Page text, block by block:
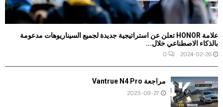
علامة HONOR تعلن عن استراتيجية جديدة لجميع السيناريوهات مدعومة
بالذكاء الاصطناعي خلال...
2024-02-26
0
مراجعة Vantrue N4 Pro
2023-09-27